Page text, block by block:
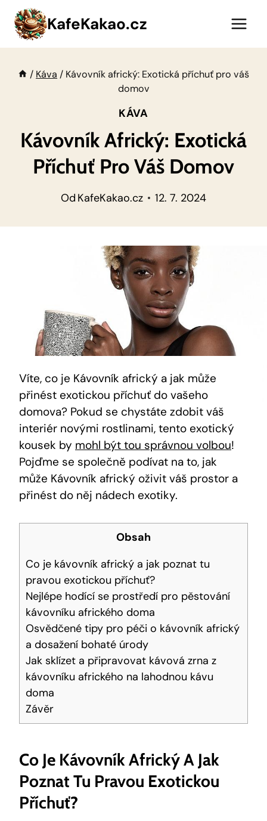
Přeskočit
obsah
KafeKakao.cz
/ Káva / Kávovník africký: Exotická příchuť pro váš
domov
KÁVA
Kávovník Africký: Exotická
Příchuť Pro Váš Domov
Od KafeKakao.cz 12. 7. 2024
Víte, co je Kávovník africký a jak může
přinést exotickou příchuť do vašeho
domova? Pokud se chystáte zdobit váš
interiér novými rostlinami, tento exotický
kousek by mohl být tou správnou volbou!
Pojďme se společně podívat na to, jak
může Kávovník africký oživit váš prostor a
přinést do něj nádech exotiky.
Obsah
Co je kávovník africký a jak poznat tu
pravou exotickou příchuť?
Nejlépe hodící se prostředí pro pěstování
kávovníku afrického doma
Osvědčené tipy pro péči o kávovník africký
a dosažení bohaté úrody
Jak sklízet a připravovat kávová zrna z
kávovníku afrického na lahodnou kávu
doma
Závěr
Co Je Kávovník Africký A Jak
Poznat Tu Pravou Exotickou
Příchuť?